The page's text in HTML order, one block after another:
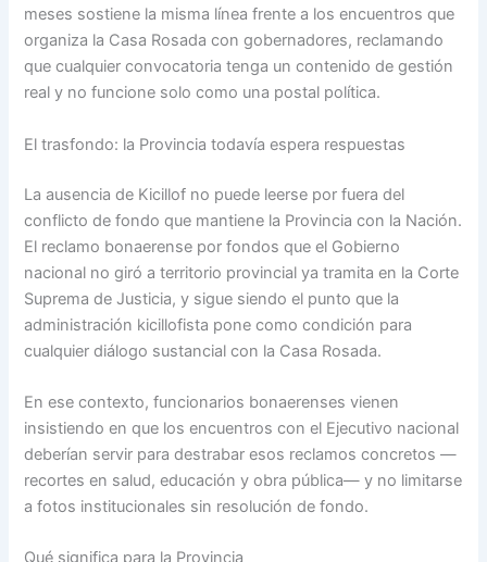
meses sostiene la misma línea frente a los encuentros que
organiza la Casa Rosada con gobernadores, reclamando
que cualquier convocatoria tenga un contenido de gestión
real y no funcione solo como una postal política.
El trasfondo: la Provincia todavía espera respuestas
La ausencia de Kicillof no puede leerse por fuera del
conflicto de fondo que mantiene la Provincia con la Nación.
El reclamo bonaerense por fondos que el Gobierno
nacional no giró a territorio provincial ya tramita en la Corte
Suprema de Justicia, y sigue siendo el punto que la
administración kicillofista pone como condición para
cualquier diálogo sustancial con la Casa Rosada.
En ese contexto, funcionarios bonaerenses vienen
insistiendo en que los encuentros con el Ejecutivo nacional
deberían servir para destrabar esos reclamos concretos —
recortes en salud, educación y obra pública— y no limitarse
a fotos institucionales sin resolución de fondo.
Qué significa para la Provincia